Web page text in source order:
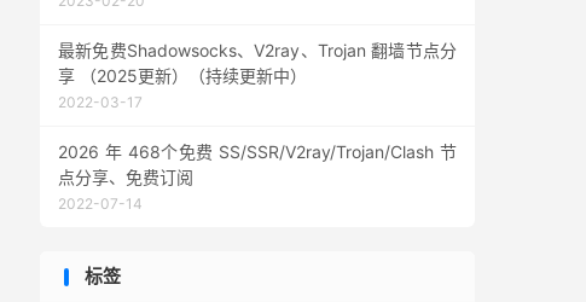
最新免费Shadowsocks、V2ray、Trojan 翻墙节点分
享 （2025更新）（持续更新中）
2022-03-17
2026 年 468个免费 SS/SSR/V2ray/Trojan/Clash 节
点分享、免费订阅
2022-07-14
标签